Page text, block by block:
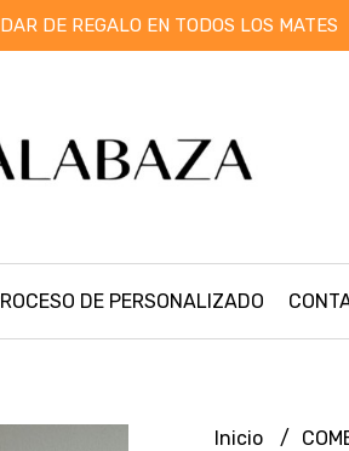
DE REGALO EN TODOS LOS MATES
DE PERSONALIZADO
Inicio